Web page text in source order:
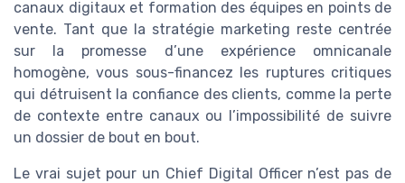
canaux digitaux et formation des équipes en points de
vente. Tant que la stratégie marketing reste centrée
sur la promesse d’une expérience omnicanale
homogène, vous sous-financez les ruptures critiques
qui détruisent la confiance des clients, comme la perte
de contexte entre canaux ou l’impossibilité de suivre
un dossier de bout en bout.
Le vrai sujet pour un Chief Digital Officer n’est pas de